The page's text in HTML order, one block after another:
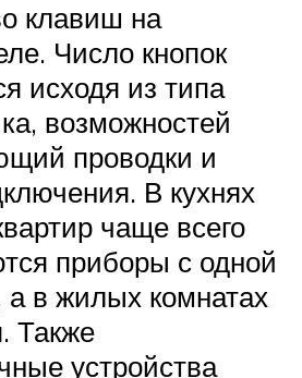
клавиш на
Число кнопок
исходя из типа
возможностей
проводки и
В кухнях
чаще всего
приборы с одной
в жилых комнатах
Также
устройства